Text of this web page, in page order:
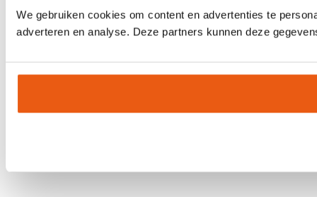
We gebruiken cookies om content en advertenties te
adverteren en analyse. Deze partners kunnen deze